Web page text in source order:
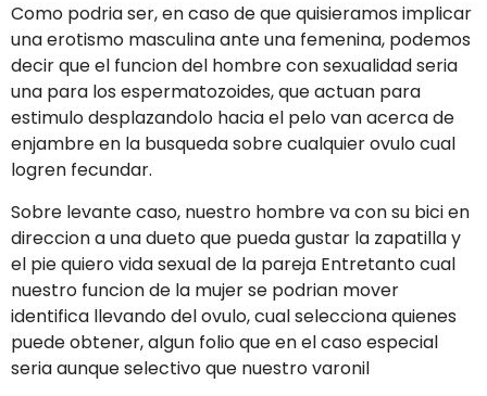
Como podri­a ser, en caso de que quisieramos implicar
una erotismo masculina ante una femenina, podemos
decir que el funcion del hombre con sexualidad seri­a
una para los espermatozoides, que actuan para
estimulo desplazandolo hacia el pelo van acerca de
enjambre en la busqueda sobre cualquier ovulo cual
logren fecundar.
Sobre levante caso, nuestro hombre va con su bici en
direccion a una dueto que pueda gustar la zapatilla y
el pie quiero vida sexual de la pareja Entretanto cual
nuestro funcion de la mujer se podri­an mover
identifica llevando del ovulo, cual selecciona quienes
puede obtener, algun folio que en el caso especial
seri­a aunque selectivo que nuestro varonil